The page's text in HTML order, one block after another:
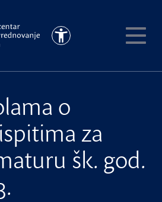
Pristupačnost
o
za
šk. god.